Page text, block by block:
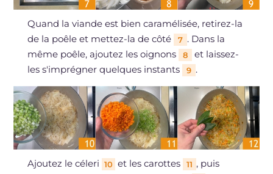
Quand la viande est bien caramélisée, retirez-la
de la poêle et mettez-la de côté
7 . Dans la
même poêle, ajoutez les oignons
8
et laissez-
les s'imprégner quelques instants
9 .
Ajoutez le céleri 10 et les carottes 11 , puis